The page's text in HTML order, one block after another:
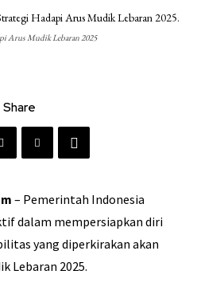
Arus Mudik Lebaran 2025
Share
– Pemerintah Indonesia
dalam mempersiapkan diri
yang diperkirakan akan
Lebaran 2025.